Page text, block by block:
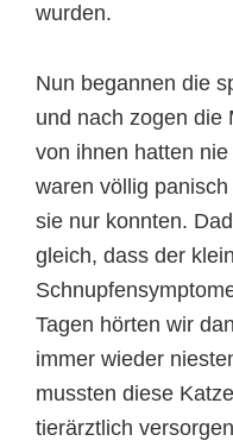
wurden.
Nun begannen die
und nach zogen die
von ihnen hatten
waren völlig
sie nur konnten.
gleich, dass der
Tagen hörten wir
immer wieder
mussten diese
tierärztlich